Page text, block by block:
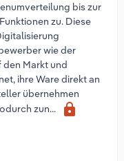
bis zur
zu. Diese
wie der
Markt und
ihre Ware direkt an
übernehmen
zun...
lock